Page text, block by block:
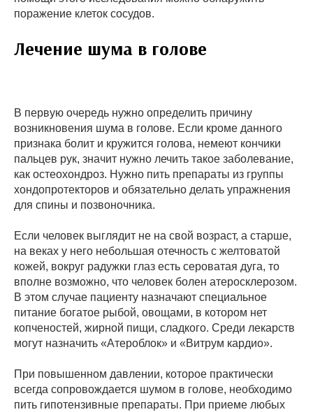
поражение клеток сосудов.
Лечение шума в голове
В первую очередь нужно определить причину
возникновения шума в голове. Если кроме данного
признака болит и кружится голова, немеют кончики
пальцев рук, значит нужно лечить такое заболевание,
как остеохондроз. Нужно пить препараты из группы
хондопротекторов и обязательно делать упражнения
для спины и позвоночника.
Если человек выглядит не на свой возраст, а старше,
на веках у него небольшая отечность с желтоватой
кожей, вокруг радужки глаз есть сероватая дуга, то
вполне возможно, что человек болен атеросклерозом.
В этом случае пациенту назначают специальное
питание богатое рыбой, овощами, в котором нет
копченостей, жирной пищи, сладкого. Среди лекарств
могут назначить «Атероблок» и «Витрум кардио».
При повышенном давлении, которое практически
всегда сопровождается шумом в голове, необходимо
пить гипотензивные препараты. При приеме любых